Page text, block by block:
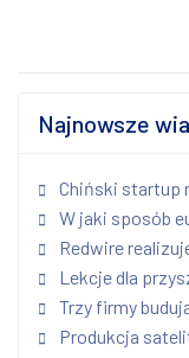
Najnowsze
Chiński startup
W jaki sposób
Redwire
Lekcje dla
Trzy firmy
Produkcja